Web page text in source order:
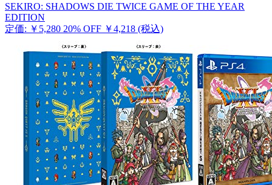
SEKIRO: SHADOWS DIE TWICE GAME OF THE YEAR
EDITION
定価: ￥5,280 20% OFF ￥4,218 (税込)